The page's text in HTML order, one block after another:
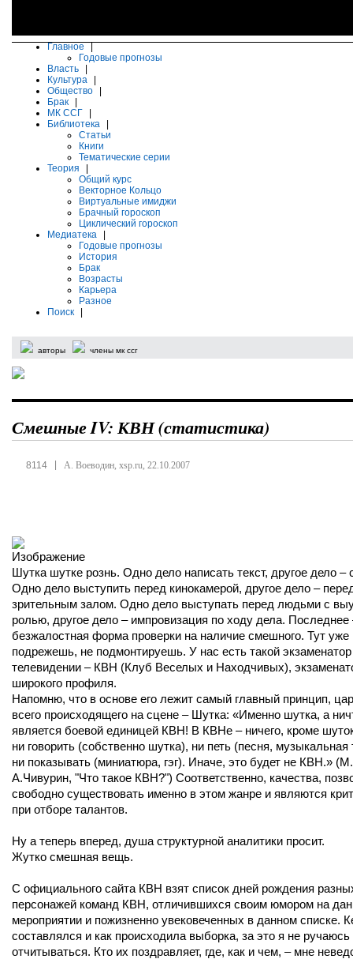
Главное
Годовые прогнозы
Власть
Культура
Общество
Брак
МК ССГ
Библиотека
Статьи
Книги
Тематические серии
Теория
Общий курс
Векторное Кольцо
Виртуальные имиджи
Брачный гороскоп
Циклический гороскоп
Медиатека
Годовые прогнозы
История
Брак
Возрасты
Карьера
Разное
Поиск
авторы члены мк ссг
Смешные IV: КВН (статистика)
8114 А. Воеводин, xsp.ru, 22.10.2007
Шутка шутке рознь. Одно дело написать текст, другое дело –
Одно дело выступить перед кинокамерой, другое дело –
зрительным залом. Одно дело выступать перед людьми с
ролью, другое дело – импровизация по ходу дела. Последнее
безжалостная форма проверки на наличие cмешного. Тут уже
подрежешь, не подмонтируешь. У нас есть такой
телевидении – КВН (Клуб Веселых и Находчивых),
широкого профиля.
Напомню, что в основе его лежит самый главный принцип,
всего происходящего на сцене – Шутка: «Именно шутка, а
является боевой единицей КВН! В КВНе – ничего, кроме
ни говорить (собственно шутка), ни петь (песня, музыкальная
ни показывать (миниатюра, гэг). Иначе, это будет не КВН.»
А.Чивурин, "Что такое КВН?") Соответственно, качества,
свободно существовать именно в этом жанре и являются
при отборе талантов.
Ну а теперь вперед, душа структурной аналитики просит.
Жутко смешная вещь.
С официального сайта КВН взят список дней рождения
персонажей команд КВН, отличившихся своим юмором на
мероприятии и пожизненно увековеченных в данном списке.
составлялся и как происходила выборка, за это я не ручаюсь
отчитываться. Кто их поздравляет, где, как и чем, – мне